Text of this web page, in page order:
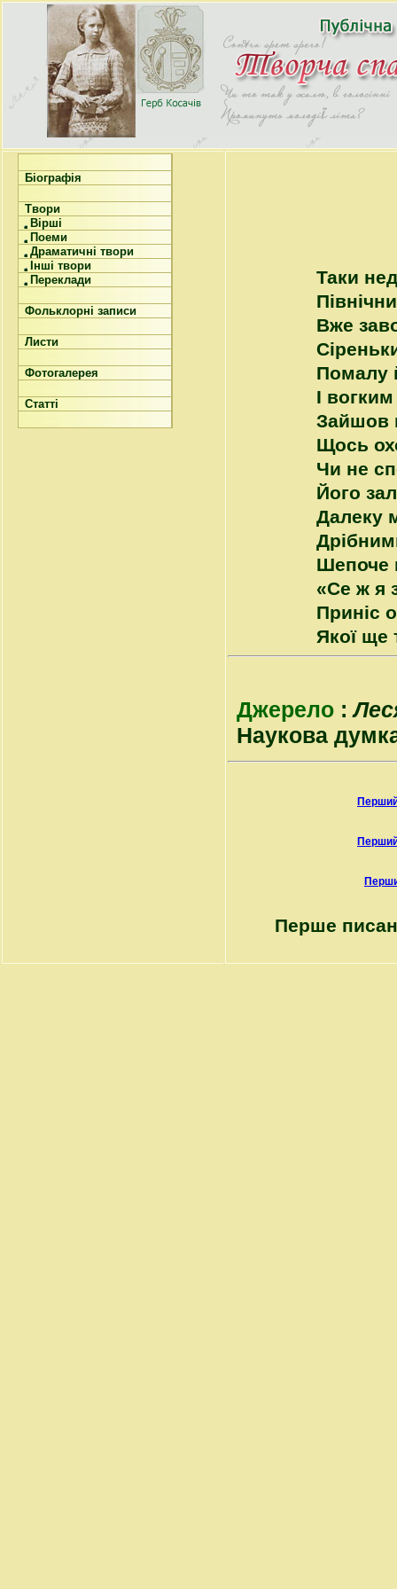
Біографія
Твори
Вірші
Поеми
Драматичні твори
Інші твори
Переклади
Фольклорні записи
Листи
Фотогалерея
Статті
Таки
Вже
Помалу
І
Зайшов
Щось
Чи не
Його
Далеку
Шепоче
«Се ж я
Приніс
Якої ще
Джерело :
Наукова
Перше